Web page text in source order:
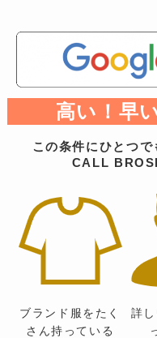
高い！早
この条件にひとつ
CALL
ブランド服をたく
さん持っている
詳